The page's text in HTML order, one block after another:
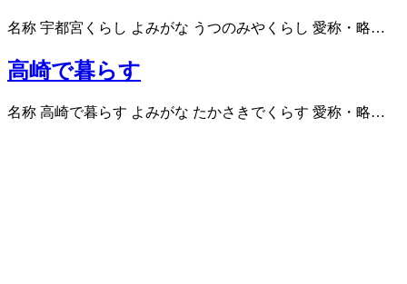
名称 宇都宮くらし よみがな うつのみやくらし 愛称・略…
高崎で暮らす
名称 高崎で暮らす よみがな たかさきでくらす 愛称・略…